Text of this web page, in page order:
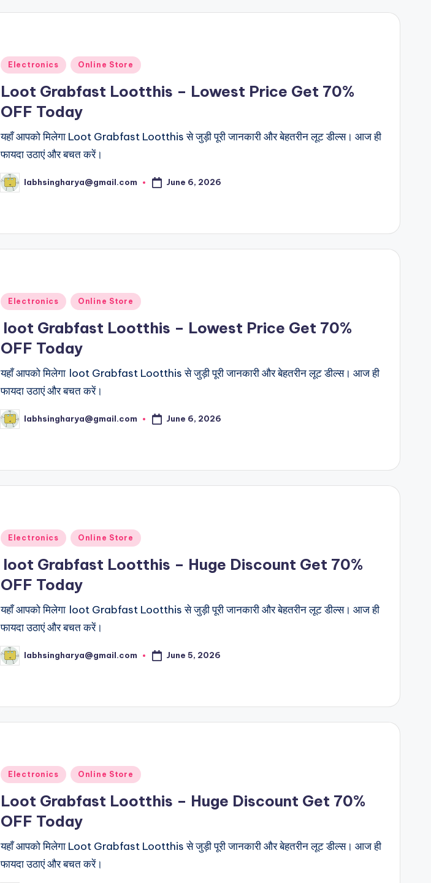
Posted
Electronics Online Store
Loot Grabfast Lootthis – Lowest Price Get 70%
OFF Today
यहाँ आपको मिलेगा Loot Grabfast Lootthis से जुड़ी पूरी जानकारी और बेहतरीन लूट डील्स। आज ही
फायदा उठाएं और बचत करें।
Posted
by
labhsingharya@gmail.com June 6, 2026
Posted
Electronics Online Store
loot Grabfast Lootthis – Lowest Price Get 70%
OFF Today
यहाँ आपको मिलेगा loot Grabfast Lootthis से जुड़ी पूरी जानकारी और बेहतरीन लूट डील्स। आज ही
फायदा उठाएं और बचत करें।
Posted
by
labhsingharya@gmail.com June 6, 2026
Posted
Electronics Online Store
loot Grabfast Lootthis – Huge Discount Get 70%
OFF Today
यहाँ आपको मिलेगा loot Grabfast Lootthis से जुड़ी पूरी जानकारी और बेहतरीन लूट डील्स। आज ही
फायदा उठाएं और बचत करें।
Posted
by
labhsingharya@gmail.com June 5, 2026
Posted
Electronics Online Store
Loot Grabfast Lootthis – Huge Discount Get 70%
OFF Today
यहाँ आपको मिलेगा Loot Grabfast Lootthis से जुड़ी पूरी जानकारी और बेहतरीन लूट डील्स। आज ही
फायदा उठाएं और बचत करें।